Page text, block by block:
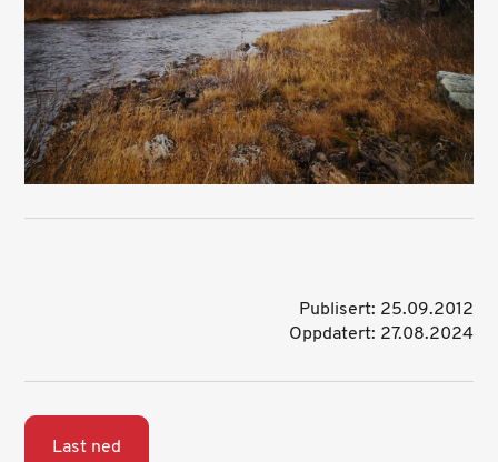
Publisert: 25.09.2012
Oppdatert: 27.08.2024
Last ned